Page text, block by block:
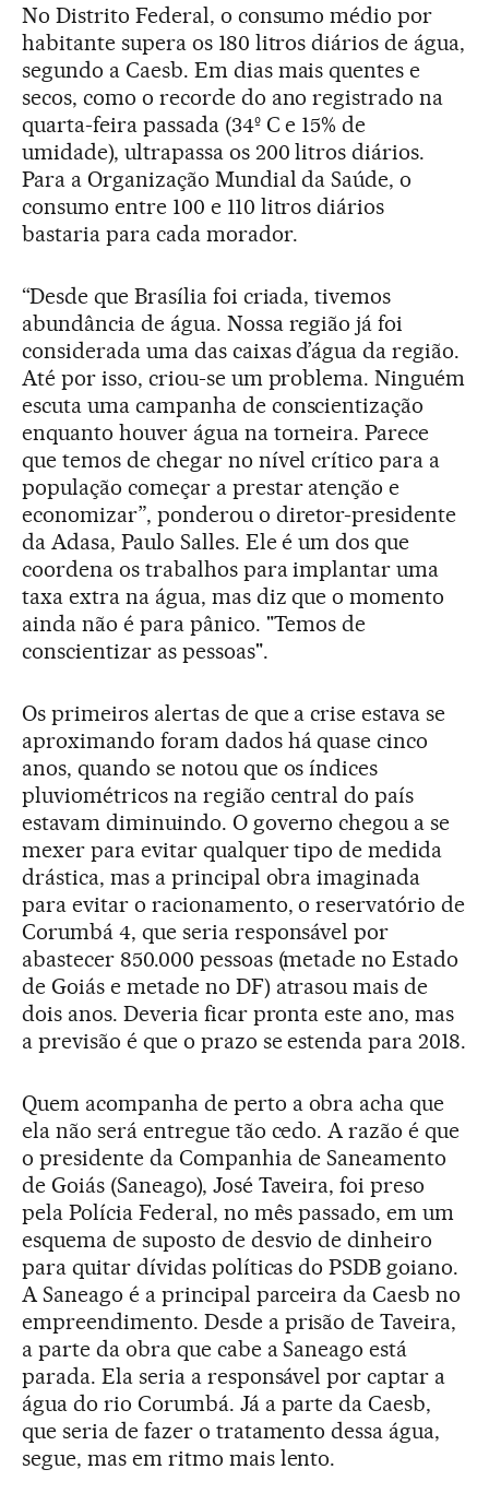
No Distrito Federal, o consumo médio por
habitante supera os 180 litros diários de água,
segundo a Caesb. Em dias mais quentes e
secos, como o recorde do ano registrado na
quarta-feira passada (34º C e 15% de
umidade), ultrapassa os 200 litros diários.
Para a Organização Mundial da Saúde, o
consumo entre 100 e 110 litros diários
bastaria para cada morador.
“Desde que Brasília foi criada, tivemos
abundância de água. Nossa região já foi
considerada uma das caixas d’água da região.
Até por isso, criou-se um problema. Ninguém
escuta uma campanha de conscientização
enquanto houver água na torneira. Parece
que temos de chegar no nível crítico para a
população começar a prestar atenção e
economizar”, ponderou o diretor-presidente
da Adasa, Paulo Salles. Ele é um dos que
coordena os trabalhos para implantar uma
taxa extra na água, mas diz que o momento
ainda não é para pânico. "Temos de
conscientizar as pessoas".
Os primeiros alertas de que a crise estava se
aproximando foram dados há quase cinco
anos, quando se notou que os índices
pluviométricos na região central do país
estavam diminuindo. O governo chegou a se
mexer para evitar qualquer tipo de medida
drástica, mas a principal obra imaginada
para evitar o racionamento, o reservatório de
Corumbá 4, que seria responsável por
abastecer 850.000 pessoas (metade no Estado
de Goiás e metade no DF) atrasou mais de
dois anos. Deveria ficar pronta este ano, mas
a previsão é que o prazo se estenda para 2018.
Quem acompanha de perto a obra acha que
ela não será entregue tão cedo. A razão é que
o presidente da Companhia de Saneamento
de Goiás (Saneago), José Taveira, foi preso
pela Polícia Federal, no mês passado, em um
esquema de suposto de desvio de dinheiro
para quitar dívidas políticas do PSDB goiano.
A Saneago é a principal parceira da Caesb no
empreendimento. Desde a prisão de Taveira,
a parte da obra que cabe a Saneago está
parada. Ela seria a responsável por captar a
água do rio Corumbá. Já a parte da Caesb,
que seria de fazer o tratamento dessa água,
segue, mas em ritmo mais lento.